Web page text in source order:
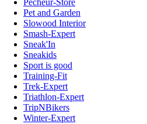
Pecheur-Store
Pet and Garden
Slowood Interior
Smash-Expert
Sneak'In
Sneakids
Sport is good
Training-Fit
Trek-Expert
Triathlon-Expert
TripNBikers
Winter-Expert